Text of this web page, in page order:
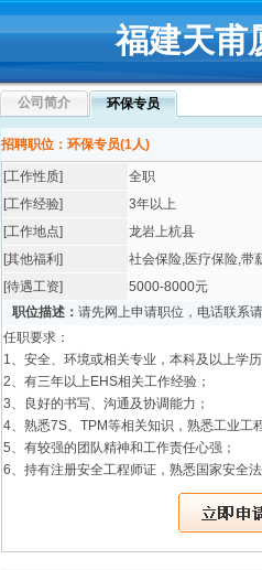
福建天甫
公司简介 环保专员
招聘职位：环保专员(1人)
[工作性质]
全职
[工作经验]
3年以上
[工作地点]
龙岩上杭县
[其他福利]
社会保险,医疗保险,带
[待遇工资]
5000-8000元
职位描述： 请先网上申请职位，电话联系
任职要求：
1、安全、环境或相关专业，本科及以上学
2、有三年以上EHS相关工作经验；
3、良好的书写、沟通及协调能力；
4、熟悉7S、TPM等相关知识，熟悉工业工
5、有较强的团队精神和工作责任心强；
6、持有注册安全工程师证，熟悉国家安全